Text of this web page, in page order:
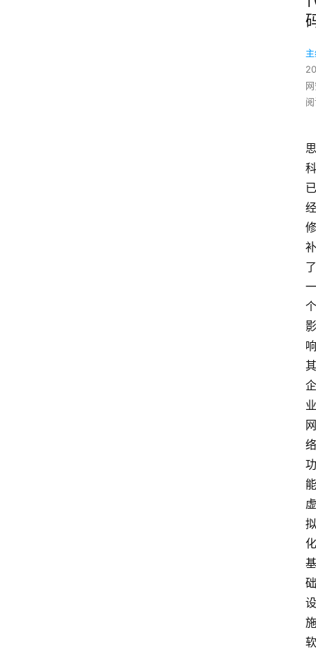
思
科
已
经
修
补
了
一
个
影
响
其
企
业
网
络
功
能
虚
拟
化
基
础
设
施
软